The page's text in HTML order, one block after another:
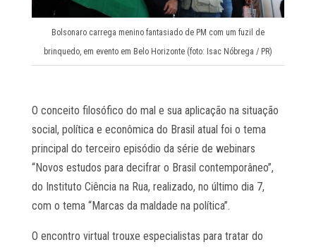
Bolsonaro carrega menino fantasiado de PM com um fuzil de
brinquedo, em evento em Belo Horizonte (foto: Isac Nóbrega / PR)
O conceito filosófico do mal e sua aplicação na situação
social, política e econômica do Brasil atual foi o tema
principal do terceiro episódio da série de webinars
“Novos estudos para decifrar o Brasil contemporâneo”,
do Instituto Ciência na Rua, realizado, no último dia 7,
com o tema “Marcas da maldade na política”.
O encontro virtual trouxe especialistas para tratar do